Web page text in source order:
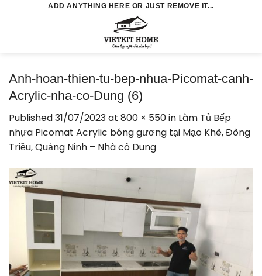
ADD ANYTHING HERE OR JUST REMOVE IT...
Anh-hoan-thien-tu-bep-nhua-Picomat-canh-
Acrylic-nha-co-Dung (6)
Published31/07/2023at 800 × 550in Làm Tủ Bếp
nhựa Picomat Acrylic bóng gương tại Mạo Khê, Đông
Triều, Quảng Ninh – Nhà cô Dung